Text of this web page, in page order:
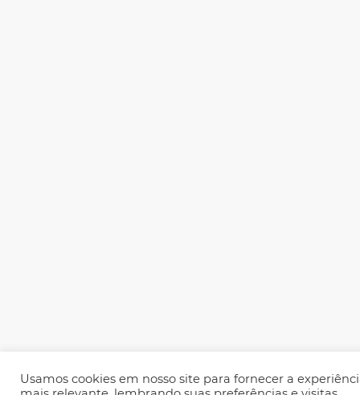
Usamos cookies em nosso site para fornecer a